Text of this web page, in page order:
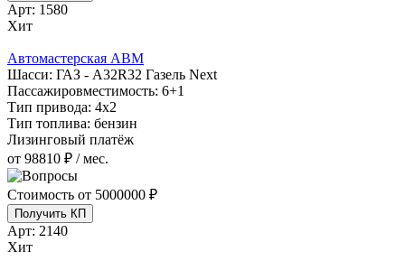
Арт: 1580
Хит
Автомастерская АВМ
Шасси: ГАЗ - А32R32 Газель Next
Пассажировместимость: 6+1
Тип привода: 4х2
Тип топлива: бензин
Лизинговый платёж
от 98810 ₽ / мес.
Стоимость от 5000000 ₽
Получить КП
Арт: 2140
Хит